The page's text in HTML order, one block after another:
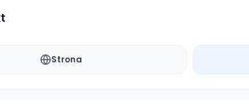
Strona